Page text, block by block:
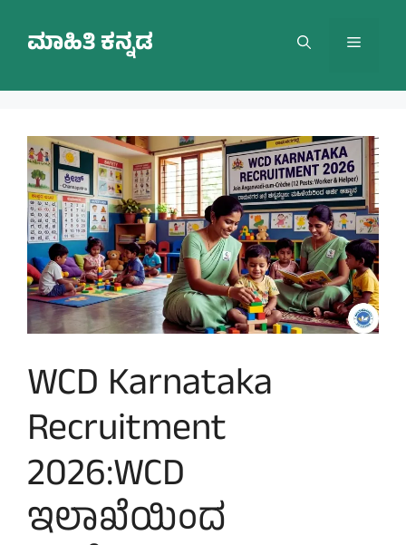
contentಮಾಹಿತಿ ಕನ್ನಡ Menu
WCD Karnataka
Recruitment
2026:WCD
ಇಲಾಖೆಯಿಂದ